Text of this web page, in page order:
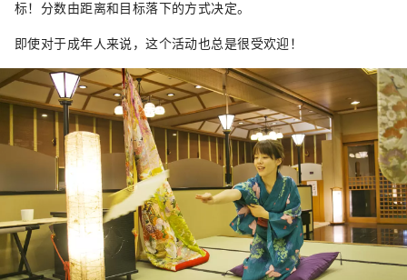
标！分数由距离和目标落下的方式决定。
即使对于成年人来说，这个活动也总是很受欢迎！